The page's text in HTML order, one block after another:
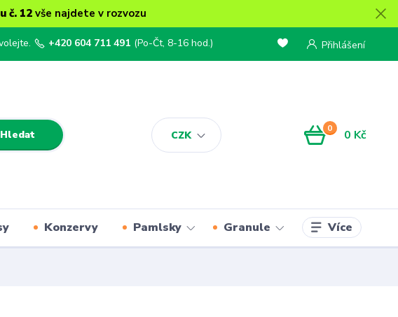
č. 12 vše najdete v rozvozu
CZK
Přihlášení
Hledat
+420 604 711 491 (Po-Čt, 8-16 hod.)
0 0 Kč
Konzervy Pamlsky Granule Více